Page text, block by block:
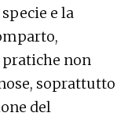
e la
pratiche non
soprattutto
del